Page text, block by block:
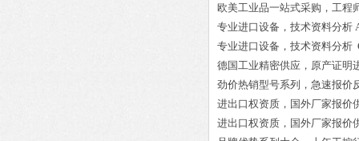
欧美工业品一站式采购，工程
专业进口设备，技术资料分析
专业进口设备，技术资料分析
德国工业精密供应，原产证明
劲价热销型号系列，急速报价
进出口权资质，国外厂家报价
进出口权资质，国外厂家报价